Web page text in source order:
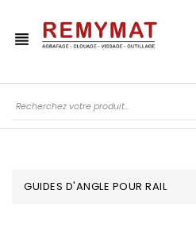
view_headline
GUIDES D'ANGLE POUR RAIL